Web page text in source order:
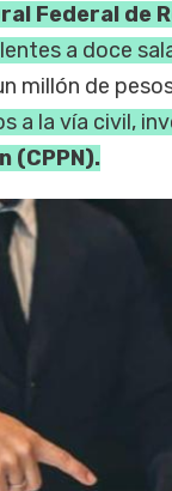
Federal de
a doce
millón de
a la vía civil,
(CPPN).